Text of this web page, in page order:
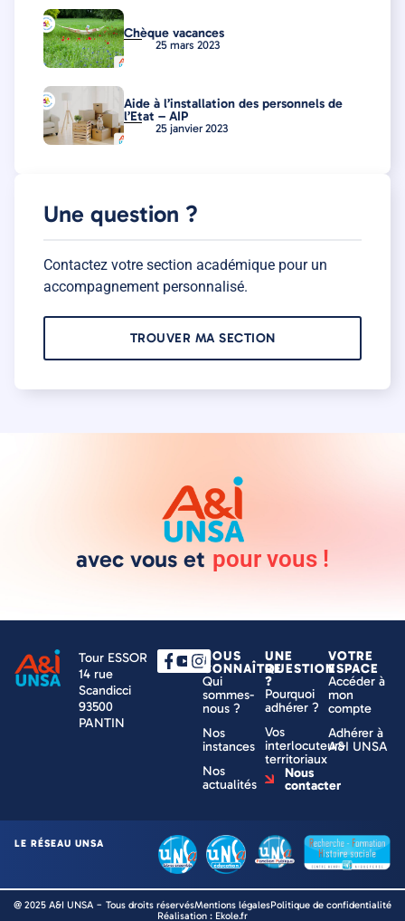
Chèque vacances
25 mars 2023
Aide à l’installation des personnels de
l’Etat – AIP
25 janvier 2023
Une question ?
Contactez votre section académique pour un
accompagnement personnalisé.
TROUVER MA SECTION
avec vous et pour vous !
Tour ESSOR
14 rue
Scandicci
93500
PANTIN
NOUS
CONNAÎTRE
Qui
sommes-
nous ?
Nos
instances
Nos
actualités
UNE
QUESTION
?
Pourquoi
adhérer ?
Vos
interlocuteurs
territoriaux
Nous
contacter
VOTRE
ESPACE
Accéder à
mon
compte
Adhérer à
A&I UNSA
LE RÉSEAU UNSA
@ 2025 A&I UNSA − Tous droits réservésMentions légalesPolitique de confidentialité
Réalisation : Ekole.fr